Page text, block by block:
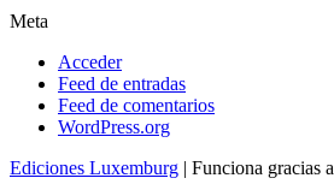
Meta
Acceder
Feed de entradas
Feed de comentarios
WordPress.org
Ediciones Luxemburg | Funciona gracias a